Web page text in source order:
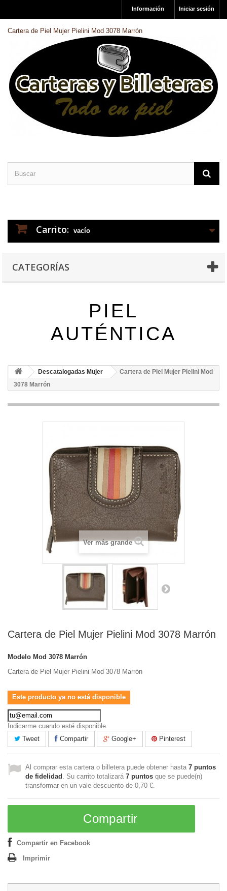
Iniciar sesión
Información
Cartera de Piel Mujer Pielini Mod 3078 Marrón
Carrito: vacío
CATEGORÍAS
PIEL
AUTÉNTICA
Descatalogadas Mujer
Cartera de Piel Mujer Pielini Mod
3078 Marrón
Ver más grande
Cartera de Piel Mujer Pielini Mod 3078 Marrón
Modelo Mod 3078 Marrón
Cartera de Piel Mujer Pielini Mod 3078 Marrón
Este producto ya no está disponible
Indicarme cuando esté disponible
Tweet
Compartir Google+ Pinterest
Al comprar esta cartera o billetera puede obtener hasta 7 puntos
de fidelidad . Su carrito totalizará 7 puntos que se puede(n)
transformar en un vale descuento de 0,70 €.
Compartir
Compartir en Facebook
Imprimir